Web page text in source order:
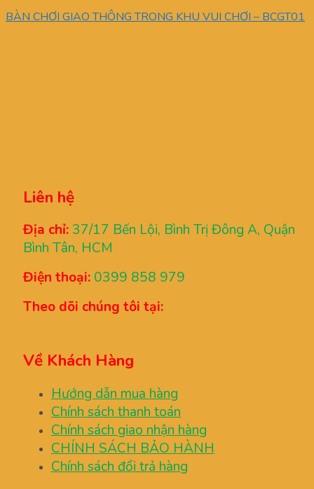
BÀN CHƠI GIAO THÔNG TRONG KHU VUI CHƠI – BCGT01
Liên hệ
Địa chỉ: 37/17 Bến Lội, Bình Trị Đông A, Quận
Bình Tân, HCM
Điện thoại: 0399 858 979
Theo dõi chúng tôi tại:
Về Khách Hàng
Hướng dẫn mua hàng
Chính sách thanh toán
Chính sách giao nhận hàng
CHÍNH SÁCH BẢO HÀNH
Chính sách đổi trả hàng